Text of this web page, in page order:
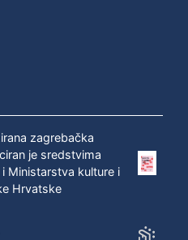
zagrebačka
je sredstvima
Ministarstva kulture i
Hrvatske